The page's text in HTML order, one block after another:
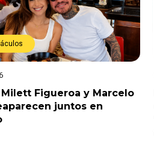
Milett Figueroa y Marcelo
juntos en